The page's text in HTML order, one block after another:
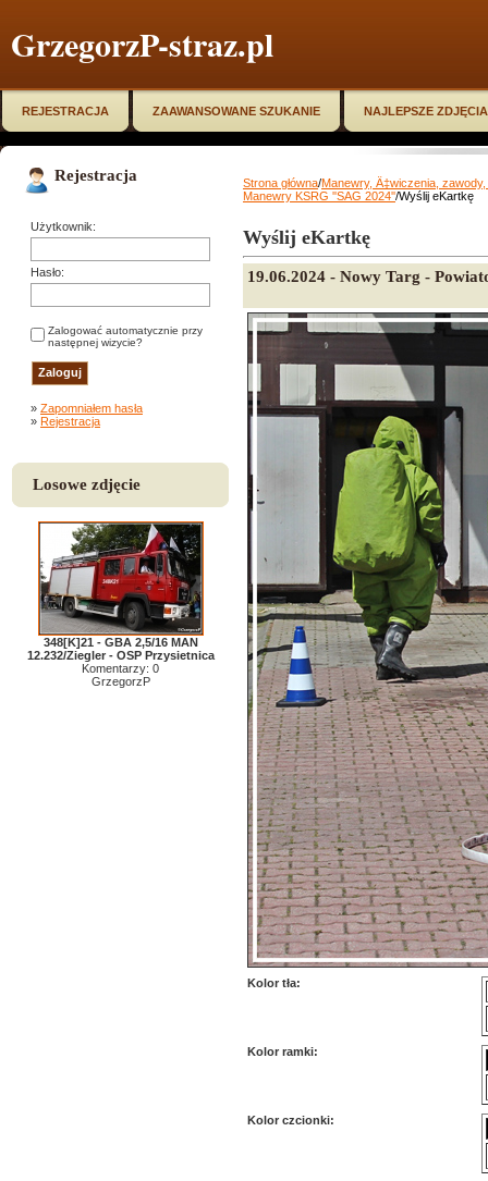
GrzegorzP-straz.pl
REJESTRACJA ZAAWANSOWANE SZUKANIE NAJLEPSZE ZDJĘCIA
Rejestracja
Użytkownik:
Hasło:
Zalogować automatycznie przy
następnej wizycie?
» Zapomniałem hasła
» Rejestracja
Losowe zdjęcie
348[K]21 - GBA 2,5/16 MAN
12.232/Ziegler - OSP Przysietnica
Komentarzy: 0
GrzegorzP
Strona główna/Manewry, Ä‡wiczenia,
Manewry KSRG ''SAG 2024''/Wyślij eKartkę
Wyślij eKartkę
19.06.2024 - Nowy Targ -
Kolor tła:
Kolor ramki:
Kolor czcionki: